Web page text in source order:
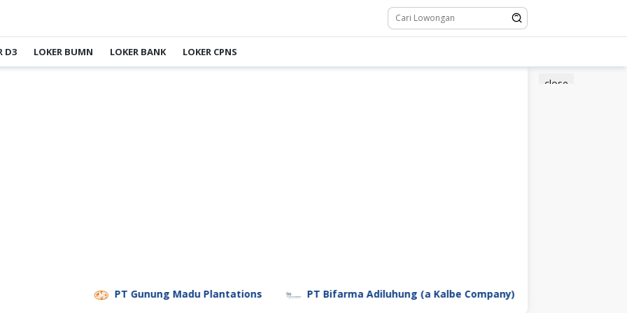
D3 LOKER BUMN LOKER BANK LOKER CPNS
close
PT Gunung Madu Plantations PT Bifarma Adiluhung (a Kalbe Company) PT Garuda Daya